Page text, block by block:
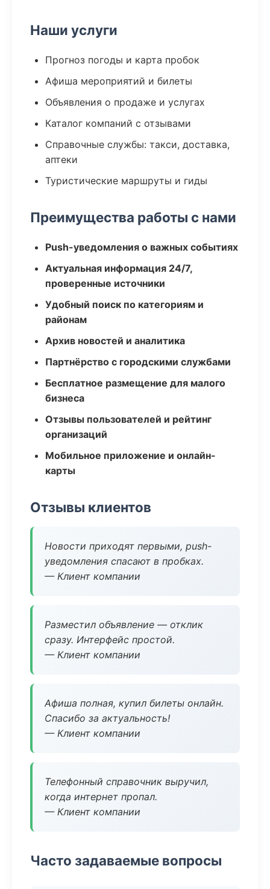
Наши услуги
Прогноз погоды и карта пробок
Афиша мероприятий и билеты
Объявления о продаже и услугах
Каталог компаний с отзывами
Справочные службы: такси, доставка,
аптеки
Туристические маршруты и гиды
Преимущества работы с нами
Push-уведомления о важных событиях
Актуальная информация 24/7,
проверенные источники
Удобный поиск по категориям и
районам
Архив новостей и аналитика
Партнёрство с городскими службами
Бесплатное размещение для малого
бизнеса
Отзывы пользователей и рейтинг
организаций
Мобильное приложение и онлайн-
карты
Отзывы клиентов
Новости приходят первыми, push-
уведомления спасают в пробках.
— Клиент компании
Разместил объявление — отклик
сразу. Интерфейс простой.
— Клиент компании
Афиша полная, купил билеты онлайн.
Спасибо за актуальность!
— Клиент компании
Телефонный справочник выручил,
когда интернет пропал.
— Клиент компании
Часто задаваемые вопросы